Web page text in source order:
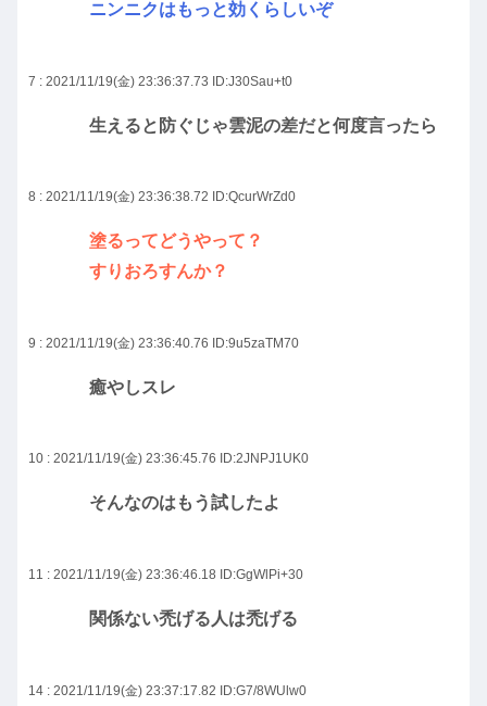
ニンニクはもっと効くらしいぞ
7 : 2021/11/19(金) 23:36:37.73 ID:J30Sau+t0
生えると防ぐじゃ雲泥の差だと何度言ったら
8 : 2021/11/19(金) 23:36:38.72 ID:QcurWrZd0
塗るってどうやって？
すりおろすんか？
9 : 2021/11/19(金) 23:36:40.76 ID:9u5zaTM70
癒やしスレ
10 : 2021/11/19(金) 23:36:45.76 ID:2JNPJ1UK0
そんなのはもう試したよ
11 : 2021/11/19(金) 23:36:46.18 ID:GgWlPi+30
関係ない禿げる人は禿げる
14 : 2021/11/19(金) 23:37:17.82 ID:G7/8WUlw0